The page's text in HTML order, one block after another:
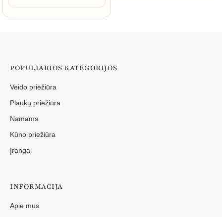
POPULIARIOS KATEGORIJOS
Veido priežiūra
Plaukų priežiūra
Namams
Kūno priežiūra
Įranga
INFORMACIJA
Apie mus